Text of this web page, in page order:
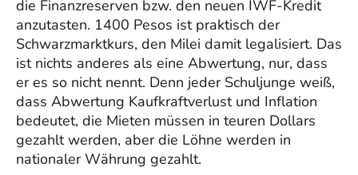
die Finanzreserven bzw. den neuen IWF-Kredit
anzutasten. 1400 Pesos ist praktisch der
Schwarzmarktkurs, den Milei damit legalisiert. Das
ist nichts anderes als eine Abwertung, nur, dass
er es so nicht nennt. Denn jeder Schuljunge weiß,
dass Abwertung Kaufkraftverlust und Inflation
bedeutet, die Mieten müssen in teuren Dollars
gezahlt werden, aber die Löhne werden in
nationaler Währung gezahlt.